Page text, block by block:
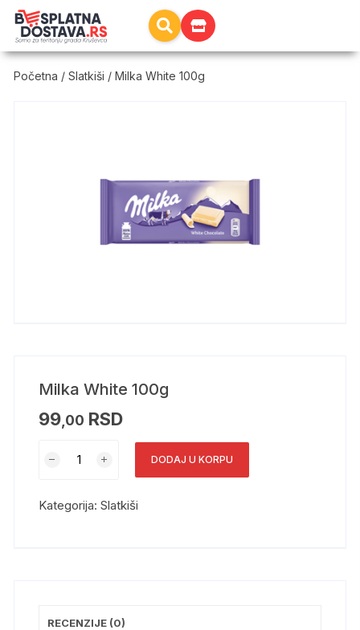
Početna /Slatkiši / Milka White 100g
Milka White 100g
99 ,00 RSD
DODAJ U KORPU
Kategorija:Slatkiši
RECENZIJE (0)